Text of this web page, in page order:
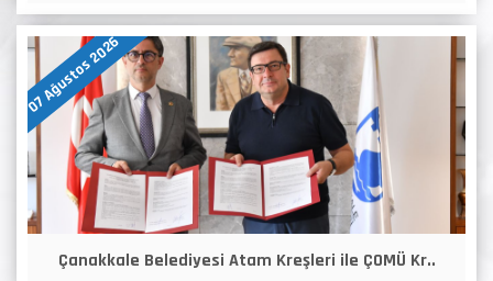
07 Ağustos 2026
Çanakkale Belediyesi Atam Kreşleri ile ÇOMÜ Kr..